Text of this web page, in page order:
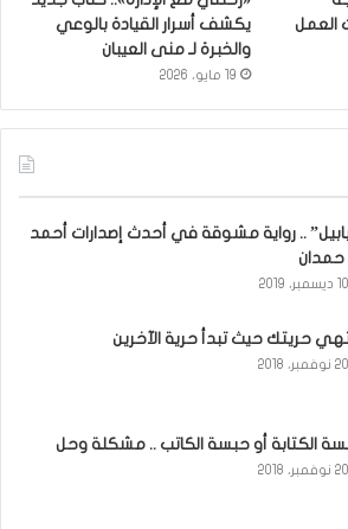
العمل
يكشف أسرار القيادة بالوعي
والخبرة لـ منى العيبان
19 مايو، 2026
.. رواية مشوقة في أحدث إصدارات أحمد
حمدان
10 ديسمبر، 2019
حريتك حيث تبدأ حرية الآخرين
20 نوفمبر، 2018
الكتابة أو حبسة الكاتب .. مشكلة وحل
20 نوفمبر، 2018